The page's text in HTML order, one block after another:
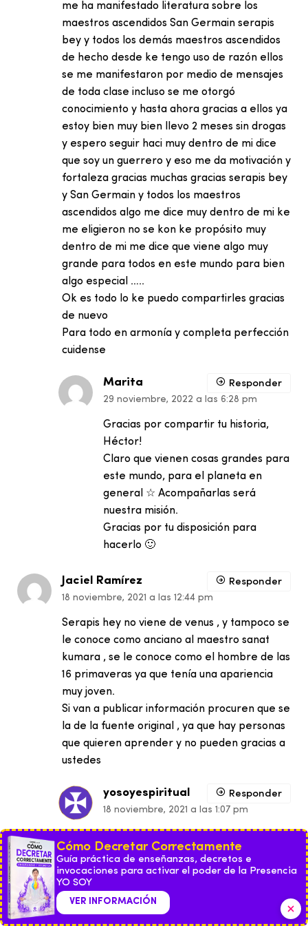
me ha manifestado literatura sobre los
maestros ascendidos San Germain serapis
bey y todos los demás maestros ascendidos
de hecho desde ke tengo uso de razón ellos
se me manifestaron por medio de mensajes
de toda clase incluso se me otorgó
conocimiento y hasta ahora gracias a ellos ya
estoy bien muy bien llevo 2 meses sin drogas
y espero seguir haci muy dentro de mi dice
que soy un guerrero y eso me da motivación y
fortaleza gracias muchas gracias serapis bey
y San Germain y todos los maestros
ascendidos algo me dice muy dentro de mi ke
me eligieron no se kon ke propósito muy
dentro de mi me dice que viene algo muy
grande para todos en este mundo para bien
algo especial …..
Ok es todo lo ke puedo compartirles gracias
de nuevo
Para todo en armonía y completa perfección
cuidense
Marita
29 noviembre, 2022 a las 6:28 pm
Gracias por compartir tu historia,
Héctor!
Claro que vienen cosas grandes para
este mundo, para el planeta en
general ☆ Acompañarlas será
nuestra misión.
Gracias por tu disposición para
hacerlo 🙂
Responder
Jaciel Ramírez
18 noviembre, 2021 a las 12:44 pm
Serapis hey no viene de venus , y tampoco se
le conoce como anciano al maestro sanat
kumara , se le conoce como el hombre de las
16 primaveras ya que tenía una apariencia
muy joven.
Si van a publicar información procuren que se
la de la fuente original , ya que hay personas
que quieren aprender y no pueden gracias a
ustedes
Responder
yosoyespiritual
18 noviembre, 2021 a las 1:07 pm
primaria.
Comparto enseñanza sobre la crítica
http://yosoyespiritual.com/chisme-
Responder
Cómo Decretar Correctamente
Guía práctica de enseñanzas, decretos e
invocaciones para activar el poder de la Presencia
YO SOY
VER INFORMACIÓN